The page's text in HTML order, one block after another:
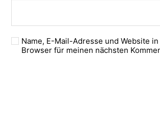
Name, E-Mail-Adresse und Website
Browser für meinen nächsten